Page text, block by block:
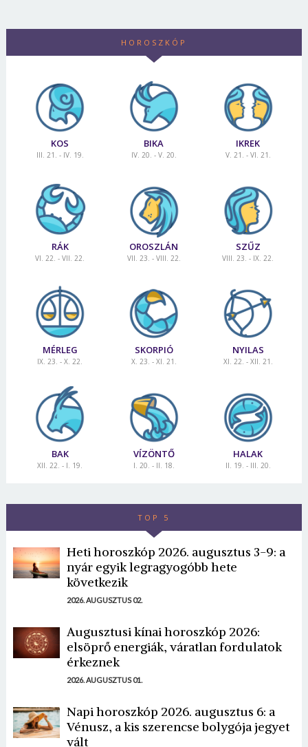
HOROSZKÓP
KOS
III. 21. - IV. 19.
BIKA
IV. 20. - V. 20.
IKREK
V. 21. - VI. 21.
RÁK
VI. 22. - VII. 22.
OROSZLÁN
VII. 23. - VIII. 22.
SZŰZ
VIII. 23. - IX. 22.
MÉRLEG
IX. 23. - X. 22.
SKORPIÓ
X. 23. - XI. 21.
NYILAS
XI. 22. - XII. 21.
BAK
XII. 22. - I. 19.
VÍZÖNTŐ
I. 20. - II. 18.
HALAK
II. 19. - III. 20.
TOP 5
Heti horoszkóp 2026. augusztus 3-9: a
nyár egyik legragyogóbb hete
következik
2026. AUGUSZTUS 02.
Augusztusi kínai horoszkóp 2026:
elsöprő energiák, váratlan fordulatok
érkeznek
2026. AUGUSZTUS 01.
Napi horoszkóp 2026. augusztus 6: a
Vénusz, a kis szerencse bolygója jegyet
vált